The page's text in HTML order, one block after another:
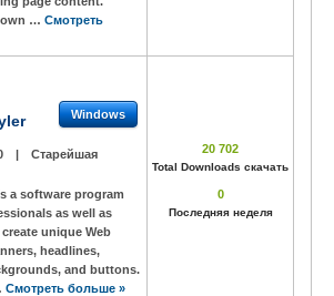
own … Смотреть
Windows
|
Старейшая
a software program
as well as
unique Web
headlines,
and buttons.
Смотреть больше »
20 702
Total Downloads скачать
0
Последняя неделя